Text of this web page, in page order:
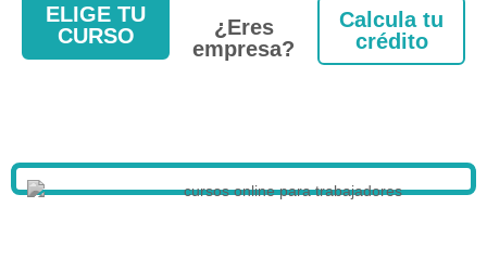
ELIGE TU
CURSO
¿Eres
empresa?
Calcula tu
crédito